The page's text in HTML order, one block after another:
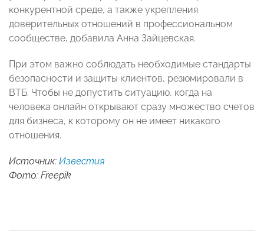
конкурентной среде, а также укрепления
доверительных отношений в профессиональном
сообществе, добавила Анна Зайцевская.
При этом важно соблюдать необходимые стандарты
безопасности и защиты клиентов, резюмировали в
ВТБ. Чтобы не допустить ситуацию, когда на
человека онлайн открывают сразу множество счетов
для бизнеса, к которому он не имеет никакого
отношения.
Источник: Известия
Фото: Freepik